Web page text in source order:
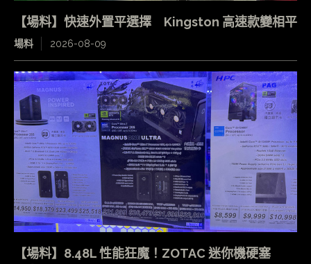
【場料】快速外置平選擇 Kingston 高速款變相平
場料 2026-08-09
【場料】8.48L 性能狂魔！ZOTAC 迷你機硬塞